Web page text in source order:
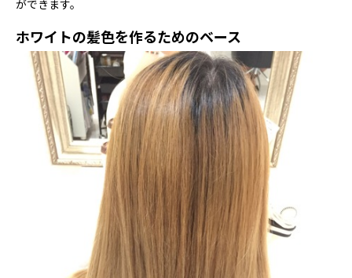
ができます。
ホワイトの髪色を作るためのベース